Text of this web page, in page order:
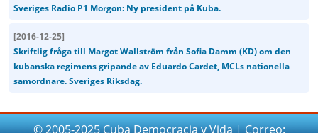
Sveriges Radio P1 Morgon: Ny president på Kuba.
[2016-12-25]
Skriftlig fråga till Margot Wallström från Sofia Damm (KD) om den
kubanska regimens gripande av Eduardo Cardet, MCLs nationella
samordnare. Sveriges Riksdag.
© 2005-2025 Cuba Democracia y Vida | Correo: